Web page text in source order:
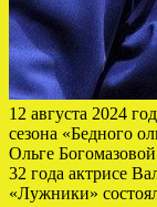
12 августа 2024
сезона «Бедного
Ольге
32 года актрисе
«Лужники»